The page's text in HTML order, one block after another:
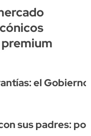
el
sus padres: